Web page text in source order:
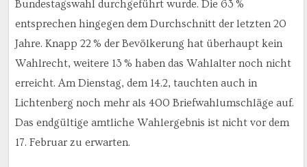
Bundestagswahl durchgeführt wurde. Die 63 %
entsprechen hingegen dem Durchschnitt der letzten 20
Jahre. Knapp 22 % der Bevölkerung hat überhaupt kein
Wahlrecht, weitere 13 % haben das Wahlalter noch nicht
erreicht. Am Dienstag, dem 14.2, tauchten auch in
Lichtenberg noch mehr als 400 Briefwahlumschläge auf.
Das endgültige amtliche Wahlergebnis ist nicht vor dem
17. Februar zu erwarten.